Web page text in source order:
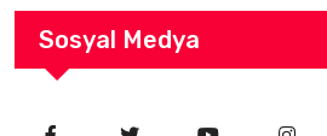
Sosyal Medya